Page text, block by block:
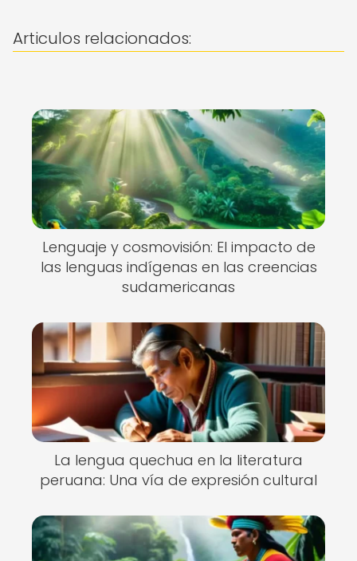
Articulos relacionados:
Lenguaje y cosmovisión: El impacto de
las lenguas indígenas en las creencias
sudamericanas
La lengua quechua en la literatura
peruana: Una vía de expresión cultural